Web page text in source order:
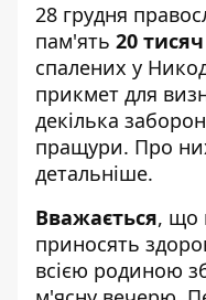
28 грудня
пам'ять 20
спалених у
прикмет для
декілька
пращури. Про
детальніше.
Вважається, що
приносять
всією родиною